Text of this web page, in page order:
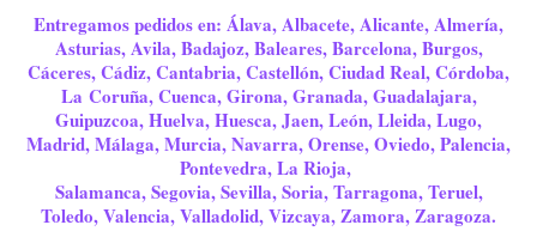
Entregamos pedidos en: Álava, Albacete, Alicante, Almería,
Asturias, Avila, Badajoz, Baleares, Barcelona, Burgos,
Cáceres, Cádiz, Cantabria, Castellón, Ciudad Real, Córdoba,
La Coruña, Cuenca, Girona, Granada, Guadalajara,
Guipuzcoa, Huelva, Huesca, Jaen, León, Lleida, Lugo,
Madrid, Málaga, Murcia, Navarra, Orense, Oviedo, Palencia,
Pontevedra, La Rioja,
Salamanca, Segovia, Sevilla, Soria, Tarragona, Teruel,
Toledo, Valencia, Valladolid, Vizcaya, Zamora, Zaragoza.